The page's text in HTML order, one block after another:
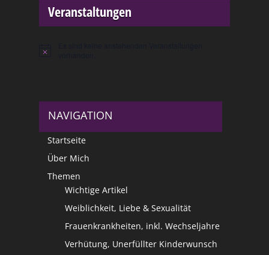
Veranstaltungen
Hinweis
NAVIGATION
Startseite
Über Mich
Themen
Wichtige Artikel
Weiblichkeit, Liebe & Sexualität
Frauenkrankheiten, inkl. Wechseljahre
Verhütung, Unerfüllter Kinderwunsch